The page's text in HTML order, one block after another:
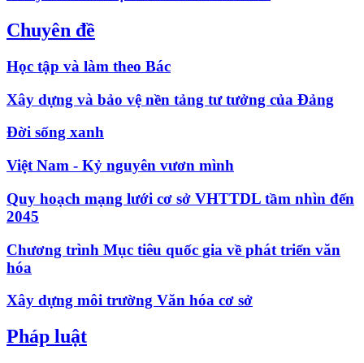
Chuyên đề
Học tập và làm theo Bác
Xây dựng và bảo vệ nền tảng tư tưởng của Đảng
Đời sống xanh
Việt Nam - Kỷ nguyên vươn mình
Quy hoạch mạng lưới cơ sở VHTTDL tầm nhìn đến
2045
Chương trình Mục tiêu quốc gia về phát triển văn
hóa
Xây dựng môi trường Văn hóa cơ sở
Pháp luật